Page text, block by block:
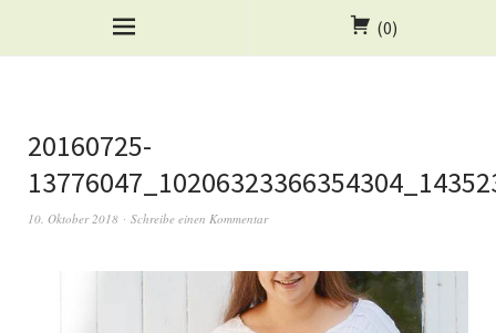
(0)
20160725-
10. Oktober 2018 Schreibe einen Kommentar